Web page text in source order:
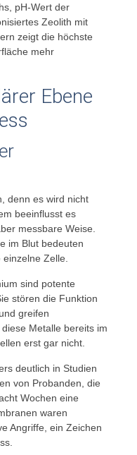
pH-Wert der
Zeolith mit
zeigt die höchste
mehr
Ebene
denn es wird nicht
beeinflusst es
messbare Weise.
im Blut bedeuten
Zelle.
sind potente
stören die Funktion
greifen
Metalle bereits im
erst gar nicht.
deutlich in Studien
von Probanden, die
Wochen eine
waren
Angriffe, ein Zeichen